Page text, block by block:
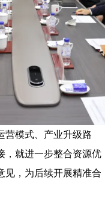
模式、产业升级路
，就进一步整合资源优
见，为后续开展精准合